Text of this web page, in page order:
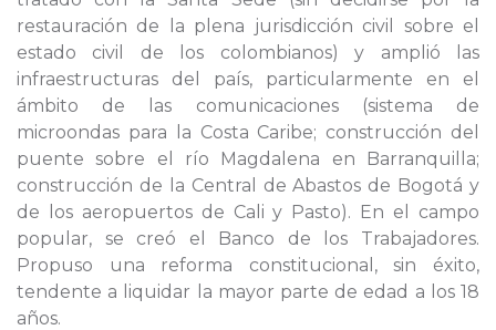
restauración de la plena jurisdicción civil sobre el
estado civil de los colombianos) y amplió las
infraestructuras del país, particularmente en el
ámbito de las comunicaciones (sistema de
microondas para la Costa Caribe; construcción del
puente sobre el río Magdalena en Barranquilla;
construcción de la Central de Abastos de Bogotá y
de los aeropuertos de Cali y Pasto). En el campo
popular, se creó el Banco de los Trabajadores.
Propuso una reforma constitucional, sin éxito,
tendente a liquidar la mayor parte de edad a los 18
años.